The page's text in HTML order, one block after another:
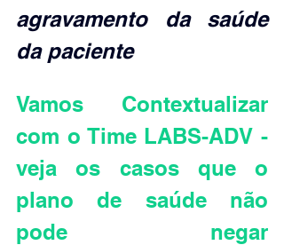
agravamento da saúde
da paciente
Vamos Contextualizar
com o Time LABS-ADV -
veja os casos que o
plano de saúde não
pode negar